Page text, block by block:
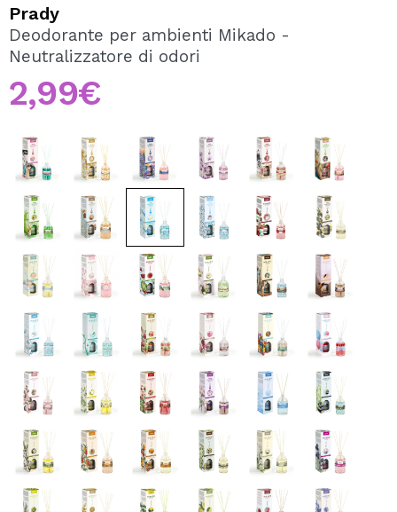
Creando un account su Maquibeauty.it potrai fare i tuoi
acquisti velocemente, controllare lo stato dei tuoi ordini e
CREARE UN ACCOUNT
Prady
Deodorante per ambienti Mikado -
Neutralizzatore di odori
2,99€